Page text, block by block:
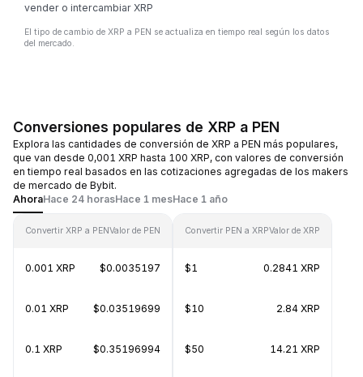
vender o intercambiar XRP
El tipo de cambio de XRP a PEN se actualiza en tiempo real según los datos
del mercado.
Conversiones populares de XRP a PEN
Explora las cantidades de conversión de XRP a PEN más populares,
que van desde 0,001 XRP hasta 100 XRP, con valores de conversión
en tiempo real basados en las cotizaciones agregadas de los makers
de mercado de Bybit.
AhoraHace 24 horasHace 1 mesHace 1 año
Convertir XRP a PENValor de PEN
0.001 XRP $0.0035197
0.01 XRP $0.03519699
0.1 XRP $0.35196994
Convertir PEN a XRPValor de XRP
$1 0.2841 XRP
$10 2.84 XRP
$50 14.21 XRP